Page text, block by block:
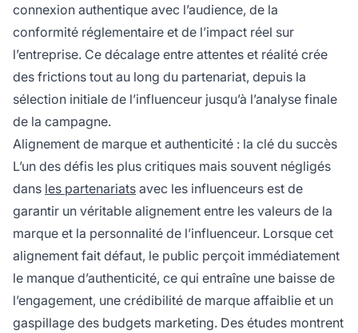
connexion authentique avec l’audience, de la
conformité réglementaire et de l’impact réel sur
l’entreprise. Ce décalage entre attentes et réalité crée
des frictions tout au long du partenariat, depuis la
sélection initiale de l’influenceur jusqu’à l’analyse finale
de la campagne.
Alignement de marque et authenticité : la clé du succès
L’un des défis les plus critiques mais souvent négligés
dans les partenariats avec les influenceurs est de
garantir un véritable alignement entre les valeurs de la
marque et la personnalité de l’influenceur. Lorsque cet
alignement fait défaut, le public perçoit immédiatement
le manque d’authenticité, ce qui entraîne une baisse de
l’engagement, une crédibilité de marque affaiblie et un
gaspillage des budgets marketing. Des études montrent